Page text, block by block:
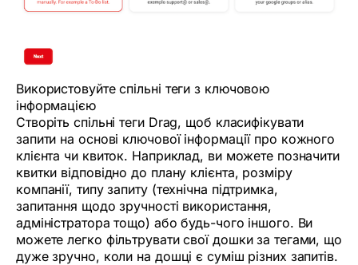
Використовуйте спільні теги з ключовою
інформацією
Створіть спільні теги Drag, щоб класифікувати
запити на основі ключової інформації про кожного
клієнта чи квиток. Наприклад, ви можете позначити
квитки відповідно до плану клієнта, розміру
компанії, типу запиту (технічна підтримка,
запитання щодо зручності використання,
адміністратора тощо) або будь-чого іншого. Ви
можете легко фільтрувати свої дошки за тегами, що
дуже зручно, коли на дошці є суміш різних запитів.